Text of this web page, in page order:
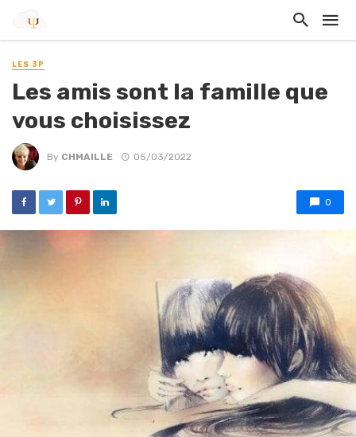
LES 3P
Les amis sont la famille que
vous choisissez
By CHMAILLE 05/03/2022
0